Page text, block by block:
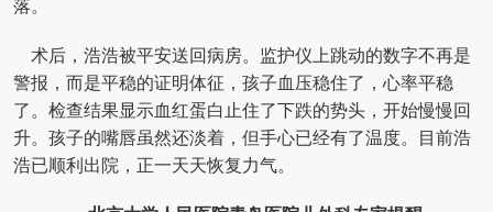
落。
术后，浩浩被平安送回病房。监护仪上跳动的数字不再是
警报，而是平稳的证明体征，孩子血压稳住了，心率平稳
了。检查结果显示血红蛋白止住了下跌的势头，开始慢慢回
升。孩子的嘴唇虽然还淡着，但手心已经有了温度。目前浩
浩已顺利出院，正一天天恢复力气。